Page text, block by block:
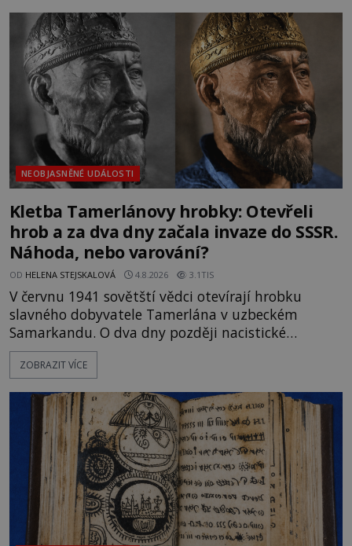
mezi vůdce protihusitského boje. Za manželku má
skutečně jistou
NEOBJASNĚNÉ UDÁLOSTI
Kletba Tamerlánovy hrobky: Otevřeli
hrob a za dva dny začala invaze do SSSR.
Náhoda, nebo varování?
OD HELENA STEJSKALOVÁ 4.8.2026 3.1TIS
V červnu 1941 sovětští vědci otevírají hrobku
slavného dobyvatele Tamerlána v uzbeckém
Samarkandu. O dva dny později nacistické
Německo zahajuje operaci Barbarossa a napadá
Sovětský svaz. Shoda dat je natolik zarážející, že se
na legendě něco pravdy, nebo jde jen o fascinující
souhru okolností? Když antropolog Michail
Gerasimov (1907-1970) a
ZOBRAZIT VÍCE